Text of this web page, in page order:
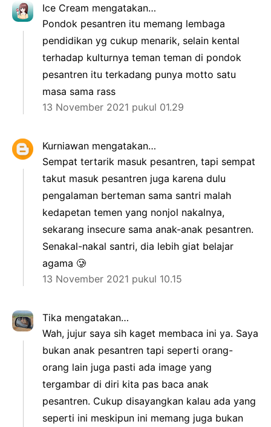
Ice Cream mengatakan…
Pondok pesantren itu memang lembaga
pendidikan yg cukup menarik, selain kental
terhadap kulturnya teman teman di pondok
pesantren itu terkadang punya motto satu
masa sama rass
13 November 2021 pukul 01.29
Kurniawan mengatakan…
Sempat tertarik masuk pesantren, tapi sempat
takut masuk pesantren juga karena dulu
pengalaman berteman sama santri malah
kedapetan temen yang nonjol nakalnya,
sekarang insecure sama anak-anak pesantren.
Senakal-nakal santri, dia lebih giat belajar
agama 🥲
13 November 2021 pukul 10.15
Tika mengatakan…
Wah, jujur saya sih kaget membaca ini ya. Saya
bukan anak pesantren tapi seperti orang-
orang lain juga pasti ada image yang
tergambar di diri kita pas baca anak
pesantren. Cukup disayangkan kalau ada yang
seperti ini meskipun ini memang juga bukan